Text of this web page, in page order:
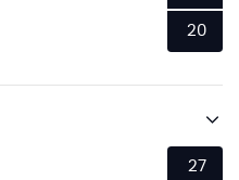
20
27